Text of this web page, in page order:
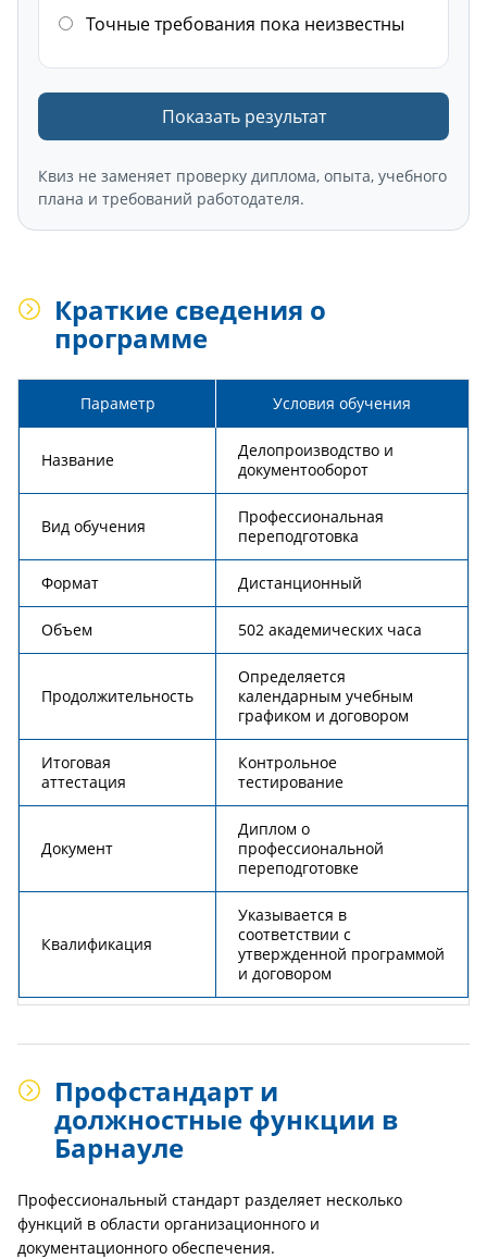
Точные требования пока неизвестны
Показать результат
Квиз не заменяет проверку диплома, опыта, учебного
плана и требований работодателя.
Краткие сведения о
программе
Параметр Условия обучения
Название
Делопроизводство и
документооборот
Вид обучения
Профессиональная
переподготовка
Формат Дистанционный
Объем 502 академических часа
Продолжительность
Определяется
календарным учебным
графиком и договором
Итоговая
аттестация
Контрольное
тестирование
Документ
Диплом о
профессиональной
переподготовке
Квалификация
Указывается в
соответствии с
утвержденной программой
и договором
Профстандарт и
должностные функции в
Барнауле
Профессиональный стандарт разделяет несколько
функций в области организационного и
документационного обеспечения.